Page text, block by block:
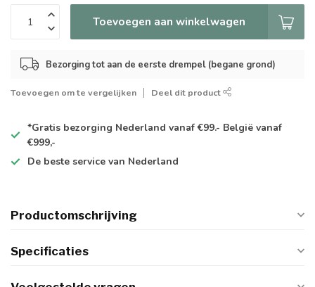
Toevoegen aan winkelwagen
Bezorging tot aan de eerste drempel (begane grond)
Toevoegen om te vergelijken Deel dit product
*Gratis bezorging Nederland vanaf €99.- België vanaf
€999,-
De beste service van Nederland
Productomschrijving
Specificaties